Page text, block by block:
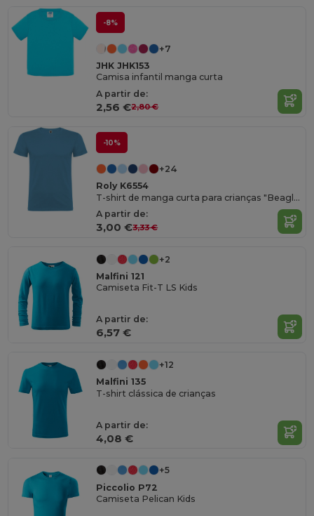
-8%
+7
JHK JHK153
Camisa infantil manga curta
A partir de:
2,56 €2,80 €
-10%
+24
Roly K6554
T-shirt de manga curta para crianças "Beagle"
A partir de:
3,00 €3,33 €
+2
Malfini 121
Camiseta Fit-T LS Kids
A partir de:
6,57 €
+12
Malfini 135
T-shirt clássica de crianças
A partir de:
4,08 €
+5
Piccolio P72
Camiseta Pelican Kids